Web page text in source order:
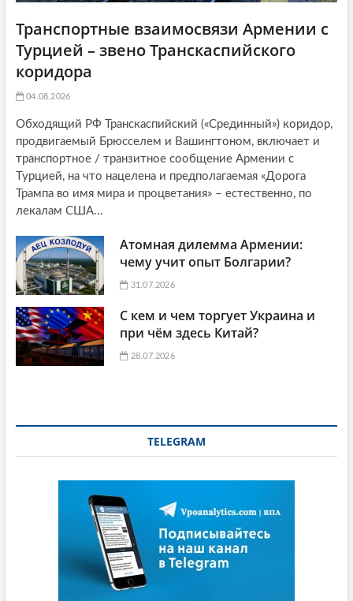
Транспортные взаимосвязи Армении с
Турцией – звено Транскаспийского
коридора
04.08.2026
Обходящий РФ Транскаспийский («Срединный») коридор,
продвигаемый Брюсселем и Вашингтоном, включает и
транспортное / транзитное сообщение Армении с
Турцией, на что нацелена и предполагаемая «Дорога
Трампа во имя мира и процветания» – естественно, по
лекалам США...
Атомная дилемма Армении:
чему учит опыт Болгарии?
31.07.2026
С кем и чем торгует Украина и
при чём здесь Китай?
28.07.2026
TELEGRAM